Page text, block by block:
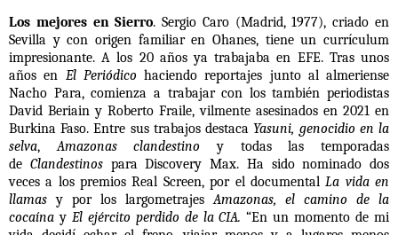
Los mejores en Sierro. Sergio Caro (Madrid, 1977), criado en
Sevilla y con origen familiar en Ohanes, tiene un currículum
impresionante. A los 20 años ya trabajaba en EFE. Tras unos
años en El Periódico haciendo reportajes junto al almeriense
Nacho Para, comienza a trabajar con los también periodistas
David Beriain y Roberto Fraile, vilmente asesinados en 2021 en
Burkina Faso. Entre sus trabajos destacaYasuni, genocidio en la
selva,Amazonas clandestino y todas las temporadas
de Clandestinospara Discovery Max. Ha sido nominado dos
veces a los premios Real Screen, por el documentalLa vida en
llamas y por los largometrajesAmazonas, el camino de la
cocaína y El ejército perdido de la CIA.“En un momento de mi